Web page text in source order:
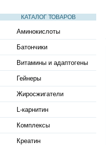
КАТАЛОГ ТОВАРОВ
Аминокислоты
Батончики
Витамины и адаптогены
Гейнеры
Жиросжигатели
L-карнитин
Комплексы
Креатин